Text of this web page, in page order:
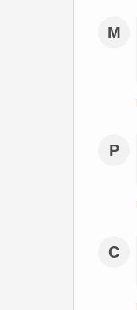
M
P
C